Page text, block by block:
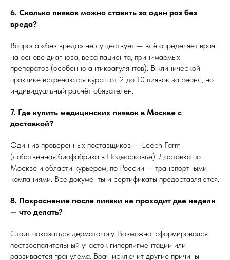
6. Сколько пиявок можно ставить за один раз без
вреда?
Вопроса «без вреда» не существует — всё определяет врач
на основе диагноза, веса пациента, принимаемых
препаратов (особенно антикоагулянтов). В клинической
практике встречаются курсы от 2 до 10 пиявок за сеанс, но
индивидуальный расчёт обязателен.
7. Где купить медицинских пиявок в Москве с
доставкой?
Один из проверенных поставщиков — Leech Farm
(собственная биофабрика в Подмосковье). Доставка по
Москве и области курьером, по России — транспортными
компаниями. Все документы и сертификаты предоставляются.
8. Покраснение после пиявки не проходит две недели
— что делать?
Стоит показаться дерматологу. Возможно, сформировался
поствоспалительный участок гиперпигментации или
развивается гранулёма. Врач исключит другие причины